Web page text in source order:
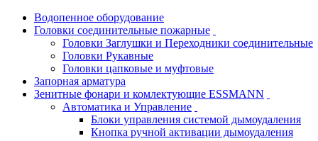
Водопенное оборудование
Головки соединительные пожарные
Головки Заглушки и Переходники соединительные
Головки Рукавные
Головки цапковые и муфтовые
Запорная арматура
Зенитные фонари и комлектующие ESSMANN
Автоматика и Управление
Блоки управления системой дымоудаления
Кнопка ручной активации дымоудаления